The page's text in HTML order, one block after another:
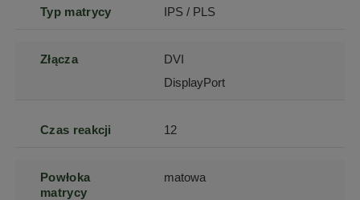
Typ matrycy IPS / PLS
Złącza
DVI
DisplayPort
Czas reakcji 12
Powłoka
matrycy
matowa